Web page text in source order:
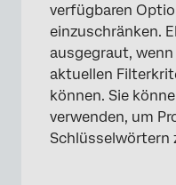
verfügbaren
einzuschränken.
ausgegraut,
aktuellen
können. Sie
verwenden, um
Schlüsselwörtern